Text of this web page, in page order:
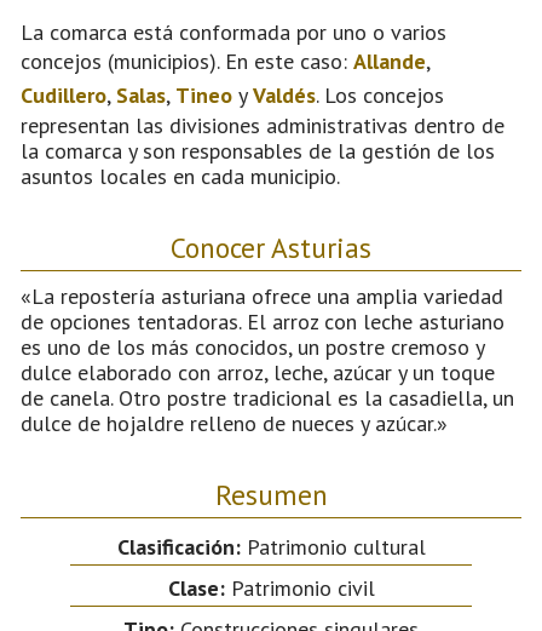
La comarca está conformada por uno o varios
concejos (municipios). En este caso: Allande,
Cudillero, Salas, Tineo yValdés. Los concejos
representan las divisiones administrativas dentro de
la comarca y son responsables de la gestión de los
asuntos locales en cada municipio.
Conocer Asturias
«La repostería asturiana ofrece una amplia variedad
de opciones tentadoras. El arroz con leche asturiano
es uno de los más conocidos, un postre cremoso y
dulce elaborado con arroz, leche, azúcar y un toque
de canela. Otro postre tradicional es la casadiella, un
dulce de hojaldre relleno de nueces y azúcar.»
Resumen
Clasificación:Patrimonio cultural
Clase:Patrimonio civil